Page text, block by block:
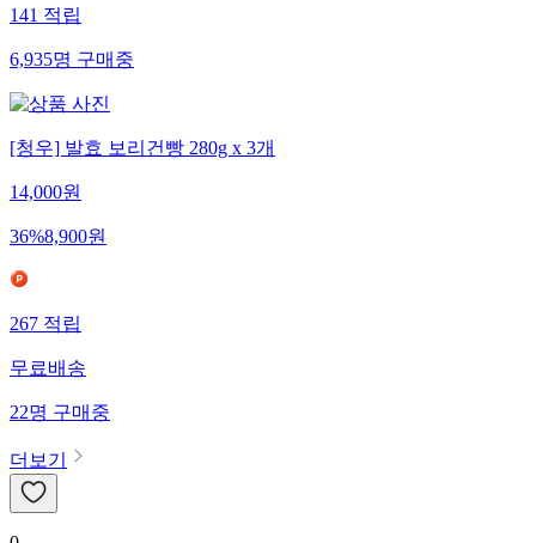
141적립
6,935명구매중
[청우] 발효 보리건빵 280g x 3개
14,000원
36%8,900원
267적립
무료배송
22명구매중
더보기